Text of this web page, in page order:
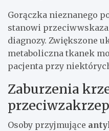
Gorączka nieznanego
stanowi
diagnozy. Zwiększone
metaboliczna tkanek
pacjenta przy
Zaburzenia
Osoby przyjmujące